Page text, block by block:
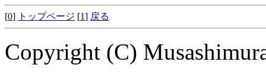
[0] トップページ [1] 戻る
Copyright (C)